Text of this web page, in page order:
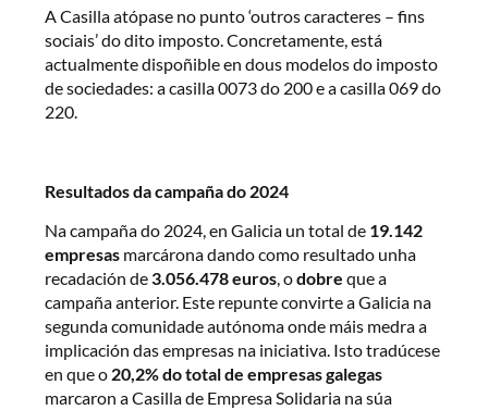
A Casilla atópase no punto ‘outros caracteres – fins
sociais’ do dito imposto. Concretamente, está
actualmente dispoñible en dous modelos do imposto
de sociedades: a casilla 0073 do 200 e a casilla 069 do
220.
Resultados da campaña do 2024
Na campaña do 2024, en Galicia un total de 19.142
empresas marcárona dando como resultado unha
recadación de 3.056.478 euros, odobre que a
campaña anterior. Este repunte convirte a Galicia na
segunda comunidade autónoma onde máis medra a
implicación das empresas na iniciativa. Isto tradúcese
en que o 20,2% do total de empresas galegas
marcaron a Casilla de Empresa Solidaria na súa